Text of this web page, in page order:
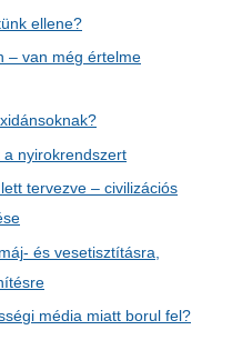
ellene?
– van még értelme
nyirokrendszert
tervezve – civilizációs
és vesetisztításra,
média miatt borul fel?